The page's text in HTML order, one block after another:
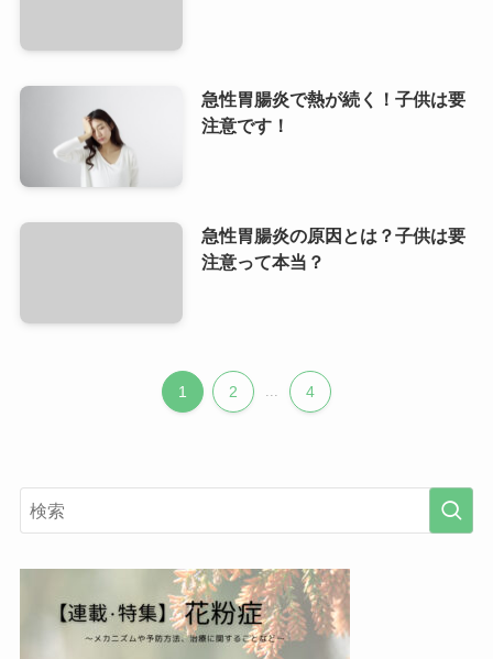
急性胃腸炎で熱が続く！子供は要
注意です！
急性胃腸炎の原因とは？子供は要
注意って本当？
1 2 4